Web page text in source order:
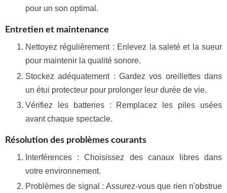
pour un son optimal.
Entretien et maintenance
Nettoyez régulièrement : Enlevez la saleté et la sueur
pour maintenir la qualité sonore.
Stockez adéquatement : Gardez vos oreillettes dans
un étui protecteur pour prolonger leur durée de vie.
Vérifiez les batteries : Remplacez les piles usées
avant chaque spectacle.
Résolution des problèmes courants
Interférences : Choisissez des canaux libres dans
votre environnement.
Problèmes de signal : Assurez-vous que rien n'obstrue